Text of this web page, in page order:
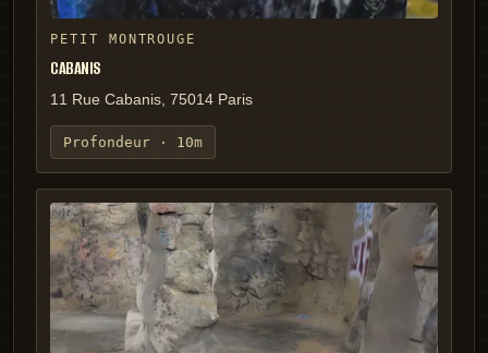
PETIT MONTROUGE
CABANIS
11 Rue Cabanis, 75014 Paris
Profondeur · 10m